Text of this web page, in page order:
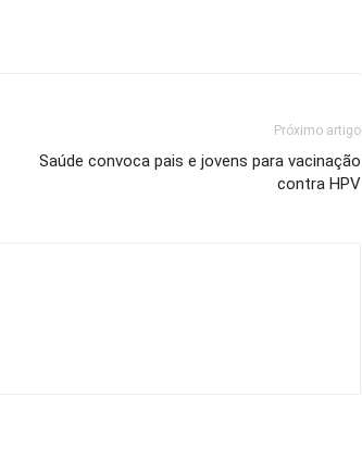
Próximo artigo
Saúde convoca pais e jovens para vacinação
contra HPV